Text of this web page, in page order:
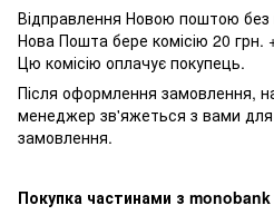
Відправлення Новою поштою
Нова Пошта бере комісію 20 грн.
Цю комісію оплачує покупець.
Після оформлення замовлення,
менеджер зв'яжеться з вами
замовлення.
Покупка частинами з monobank